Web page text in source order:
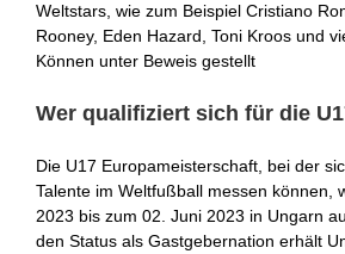
Weltstars, wie zum Beispiel Cristiano
Rooney, Eden Hazard, Toni Kroos und
Können unter Beweis gestellt
Wer qualifiziert sich für die
Die U17 Europameisterschaft, bei der
Talente im Weltfußball messen können,
2023 bis zum 02. Juni 2023 in Ungarn
den Status als Gastgebernation erhält